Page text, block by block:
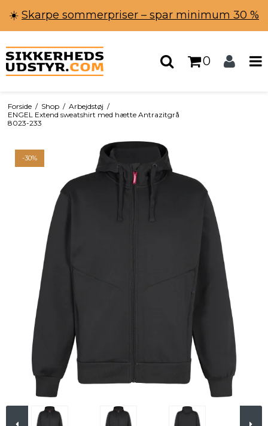
☀️ Skarpe sommerpriser – spar minimum 30 %
0
Forside / Shop / Arbejdstøj /
ENGEL Extend sweatshirt med hætte Antrazitgrå
8023-233
-30%